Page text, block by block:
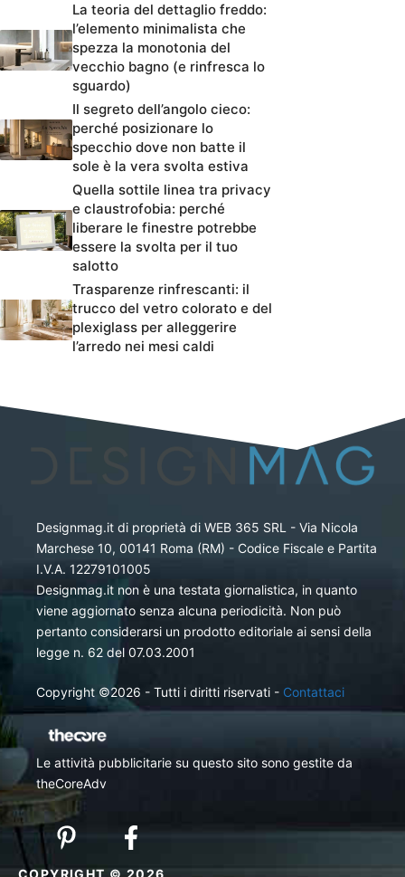
La teoria del dettaglio freddo:
l’elemento minimalista che
spezza la monotonia del
vecchio bagno (e rinfresca lo
sguardo)
Il segreto dell’angolo cieco:
perché posizionare lo
specchio dove non batte il
sole è la vera svolta estiva
Quella sottile linea tra privacy
e claustrofobia: perché
liberare le finestre potrebbe
essere la svolta per il tuo
salotto
Trasparenze rinfrescanti: il
trucco del vetro colorato e del
plexiglass per alleggerire
l’arredo nei mesi caldi
Designmag.it di proprietà di WEB 365 SRL - Via Nicola
Marchese 10, 00141 Roma (RM) - Codice Fiscale e Partita
I.V.A. 12279101005
Designmag.it non è una testata giornalistica, in quanto
viene aggiornato senza alcuna periodicità. Non può
pertanto considerarsi un prodotto editoriale ai sensi della
legge n. 62 del 07.03.2001
Copyright ©2026 - Tutti i diritti riservati - Contattaci
Le attività pubblicitarie su questo sito sono gestite da
theCoreAdv
COPYRIGHT © 2026